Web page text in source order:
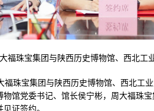
福珠宝集团与陕西历史博物馆、西北工
福珠宝集团与陕西历史博物馆、西北工
物馆党委书记、馆长侯宁彬，周大福珠
证签约。